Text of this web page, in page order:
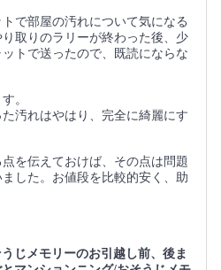
で部屋の汚れについて気になる
取りのラリーが終わった後、少
トで送ったので、既読にならな
。
汚れはやはり、完全に綺麗にす
を伝えておけば、その点は問題
した。お値段を比較的安く、助
じメモリーのお引越し前、後ま